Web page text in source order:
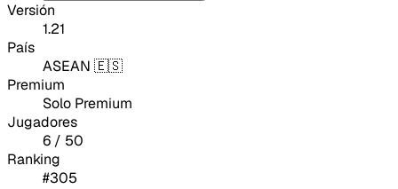
Versión
1.21
País
ASEAN 🇪🇸
Premium
Solo Premium
Jugadores
6 / 50
Ranking
#305